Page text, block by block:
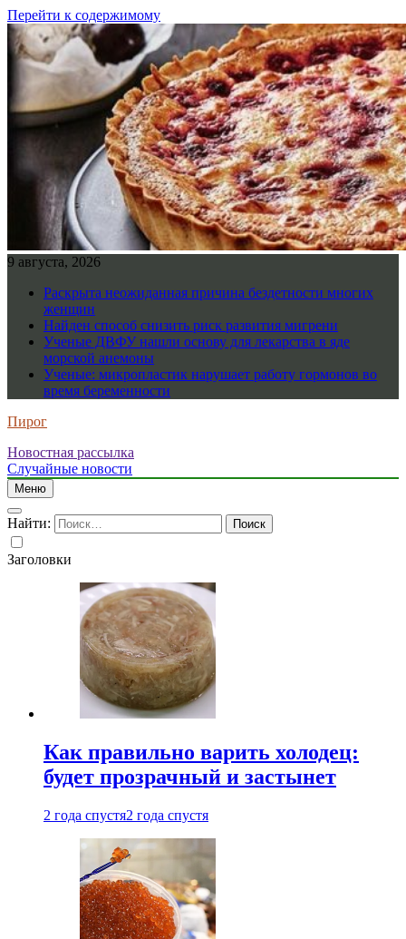
Перейти к содержимому
9 августа, 2026
Раскрыта неожиданная причина бездетности многих
женщин
Найден способ снизить риск развития мигрени
Ученые ДВФУ нашли основу для лекарства в яде
морской анемоны
Ученые: микропластик нарушает работу гормонов во
время беременности
Пирог
Новостная рассылка
Случайные новости
Меню
Найти:
Заголовки
Как правильно варить холодец:
будет прозрачный и застынет
2 года спустя2 года спустя